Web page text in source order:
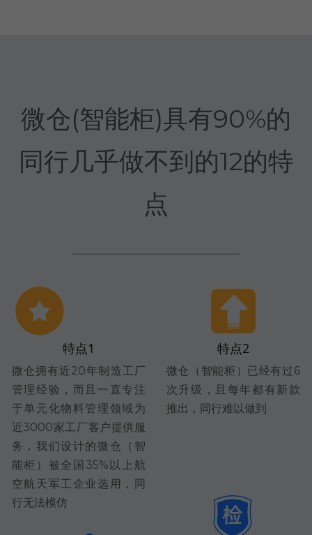
微仓(智能柜)具有90%的
同行几乎做不到的12的特
点
特点1
微仓拥有近20年制造工厂
管理经验，而且一直专注
于单元化物料管理领域为
近3000家工厂客户提供服
务，我们设计的微仓（智
能柜）被全国35%以上航
空航天军工企业选用，同
行无法模仿
特点2
微仓（智能柜）已经有过6
次升级，且每年都有新款
推出，同行难以做到